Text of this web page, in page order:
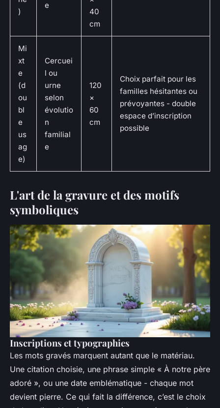
)
e
40
cm
Mi
xt
e
(d
ou
bl
e
us
ag
e)
Cercuei
l ou
urne
selon
évolutio
n
familial
e
120
×
60
cm
Choix parfait pour les
familles hésitantes ou
prévoyantes - double
espace d’inscription
possible
L'art de la gravure et des motifs
symboliques
Inscriptions et typographies
Les mots gravés marquent autant que le matériau.
Une citation choisie, une phrase simple « À notre père
adoré », ou une date emblématique - chaque mot
devient pierre. Ce qui fait la différence, c’est le choix